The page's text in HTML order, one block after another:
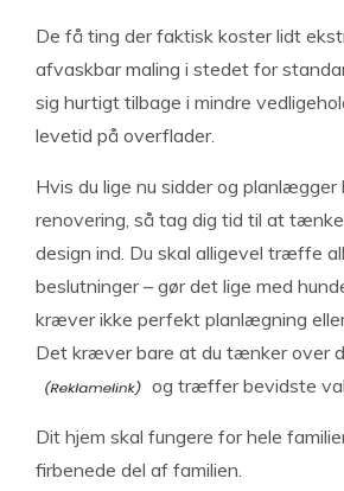
De få ting der faktisk koster lidt
afvaskbar maling i stedet for
sig hurtigt tilbage i mindre
levetid på overflader.
Hvis du lige nu sidder og planlægger
renovering, så tag dig tid til at
design ind. Du skal alligevel træffe
beslutninger – gør det lige med
kræver ikke perfekt planlægning
Det kræver bare at du tænker over
og træffer bevidste
Dit hjem skal fungere for hele
firbenede del af familien.